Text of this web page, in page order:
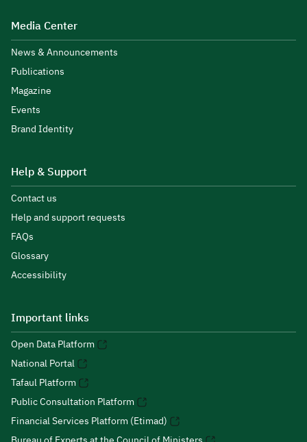
Media Center
News & Announcements
Publications
Magazine
Events
Brand Identity
Help & Support
Contact us
Help and support requests
FAQs
Glossary
Accessibility
Important links
Open Data Platform
National Portal
Tafaul Platform
Public Consultation Platform
Financial Services Platform (Etimad)